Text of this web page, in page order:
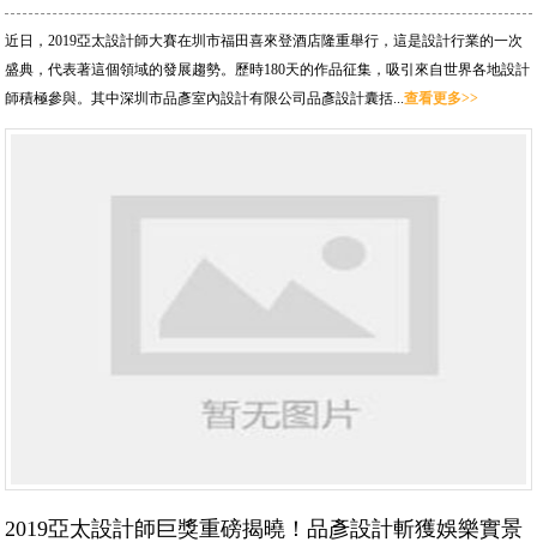
近日，2019亞太設計師大賽在圳市福田喜來登酒店隆重舉行，這是設計行業的一次
盛典，代表著這個領域的發展趨勢。歷時180天的作品征集，吸引來自世界各地設計
師積極參與。其中深圳市品彥室內設計有限公司品彥設計囊括...查看更多>>
2019亞太設計師巨獎重磅揭曉！品彥設計斬獲娛樂實景